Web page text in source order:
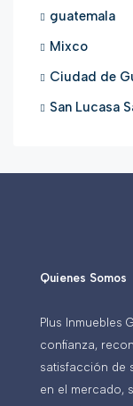
guatemala
Mixco
Ciudad de
San Lucasa
Quienes Somos
Plus Inmuebles
confianza,
satisfacción de
en el mercado,